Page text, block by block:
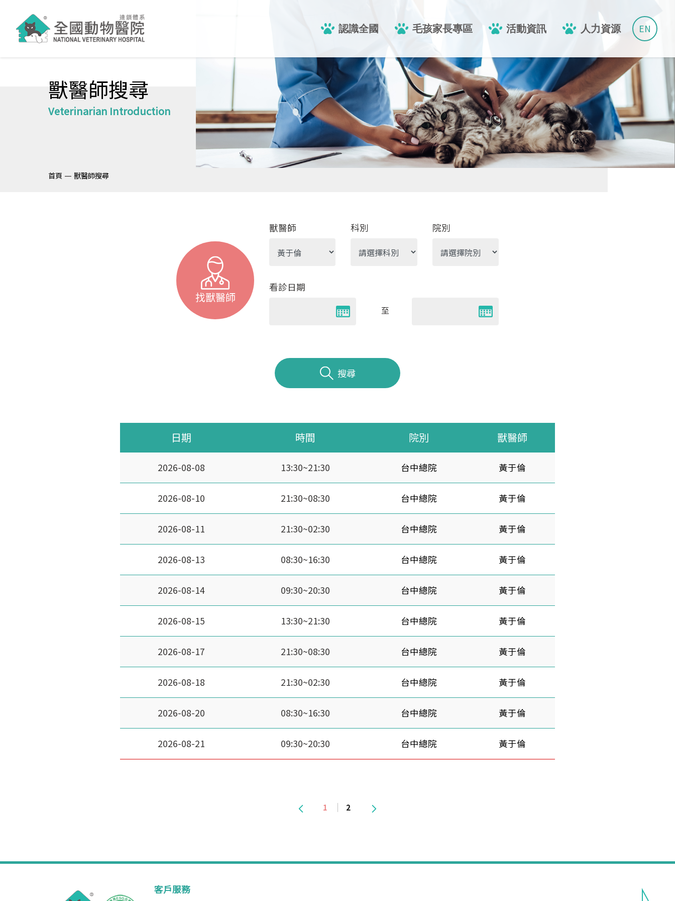
認識全國 毛孩家長專區 活動資訊 人力資源 EN
獸醫師搜尋
Veterinarian Introduction
首頁 — 獸醫師搜尋
找獸醫師
獸醫師 科別 院別
看診日期
至
搜尋
日期 時間 院別 獸醫師
2026-08-08 13:30~21:30 台中總院 黃于倫
2026-08-10 21:30~08:30 台中總院 黃于倫
2026-08-11 21:30~02:30 台中總院 黃于倫
2026-08-13 08:30~16:30 台中總院 黃于倫
2026-08-14 09:30~20:30 台中總院 黃于倫
2026-08-15 13:30~21:30 台中總院 黃于倫
2026-08-17 21:30~08:30 台中總院 黃于倫
2026-08-18 21:30~02:30 台中總院 黃于倫
2026-08-20 08:30~16:30 台中總院 黃于倫
2026-08-21 09:30~20:30 台中總院 黃于倫
1 2
客戶服務